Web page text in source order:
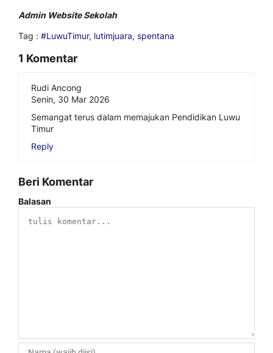
Admin Website Sekolah
Tag : #LuwuTimur, lutimjuara, spentana
1 Komentar
Rudi Ancong
Senin, 30 Mar 2026
Semangat terus dalam memajukan Pendidikan Luwu
Timur
Reply
Beri Komentar
Balasan